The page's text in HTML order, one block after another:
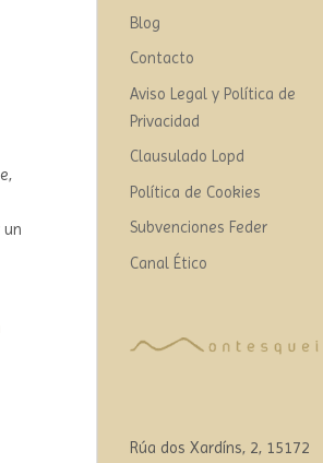
Blog
Contacto
Aviso Legal y Política de
Privacidad
Clausulado Lopd
Política de Cookies
Subvenciones Feder
Canal Ético
Rúa dos Xardíns, 2, 15172